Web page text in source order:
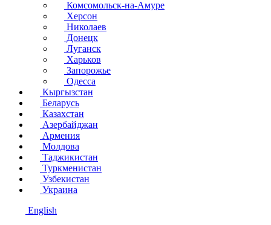
Комсомольск-на-Амуре
Херсон
Николаев
Донецк
Луганск
Харьков
Запорожье
Одесса
Кыргызстан
Беларусь
Казахстан
Азербайджан
Армения
Молдова
Таджикистан
Туркменистан
Узбекистан
Украина
English